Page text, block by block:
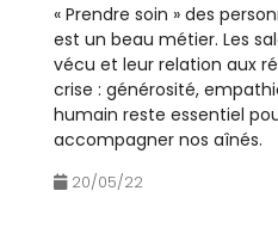
« Prendre soin » des
est un beau métier. Les
vécu et leur relation aux
crise : générosité,
humain reste essentiel
accompagner nos aînés.
20/05/22